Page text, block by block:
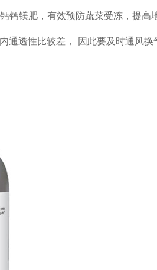
钙镁肥，有效预防蔬菜受冻，提高
通透性比较差， 因此要及时通风